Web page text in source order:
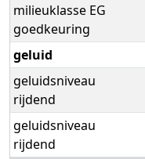
milieuklasse EG
goedkeuring
geluid
geluidsniveau
rijdend
geluidsniveau
rijdend